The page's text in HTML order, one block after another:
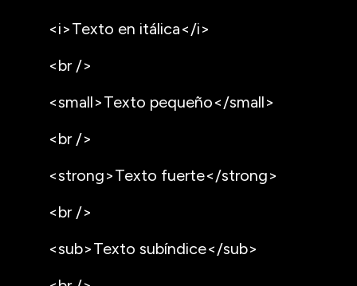
<i>Texto en itálica</i>
<br />
<small>Texto pequeño</small>
<br />
<strong>Texto fuerte</strong>
<br />
<sub>Texto subíndice</sub>